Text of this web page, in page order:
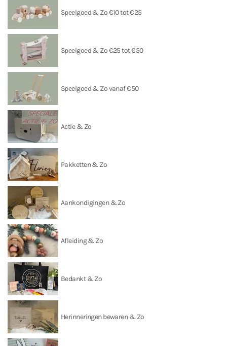
Speelgoed & Zo €10 tot €25
Speelgoed & Zo €25 tot €50
Speelgoed & Zo vanaf €50
Actie & Zo
Pakketten & Zo
Aankondigingen & Zo
Afleiding & Zo
Bedankt & Zo
Herinneringen bewaren & Zo